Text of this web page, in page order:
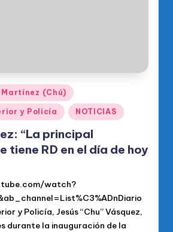
Martínez (Chú)
y Policía NOTICIAS
“La principal
tiene RD en el día de hoy
watch?
y Policía, Jesús “Chu” Vásquez,
durante la inauguración de la